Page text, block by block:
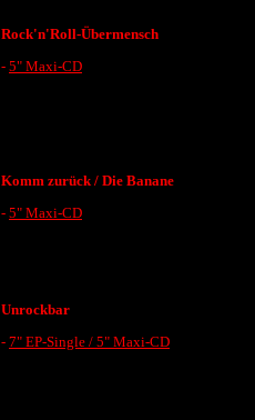
Rock'n'Roll-Übermensch
- 5" Maxi-CD
Komm zurück / Die Banane
- 5" Maxi-CD
Unrockbar
- 7" EP-Single / 5" Maxi-CD